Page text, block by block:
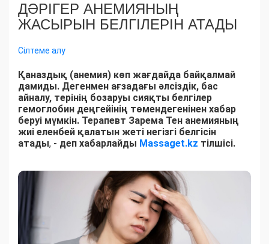
ДӘРІГЕР АНЕМИЯНЫҢ
ЖАСЫРЫН БЕЛГІЛЕРІН АТАДЫ
Сілтеме алу
Қаназдық (анемия) көп жағдайда байқалмай
дамиды. Дегенмен ағзадағы әлсіздік, бас
айналу, терінің бозаруы сияқты белгілер
гемоглобин деңгейінің төмендегенінен хабар
беруі мүмкін. Терапевт Зарема Тен анемияның
жиі еленбей қалатын жеті негізгі белгісін
атады, - деп хабарлайды Massaget.kz тілшісі.